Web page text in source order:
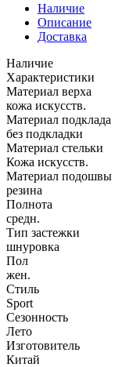
Наличие
Описание
Доставка
Наличие
Характеристики
Материал верха
кожа искусств.
Материал подклада
без подкладки
Материал стельки
Кожа искусств.
Материал подошвы
резина
Полнота
средн.
Тип застежки
шнуровка
Пол
жен.
Стиль
Sport
Сезонность
Лето
Изготовитель
Китай